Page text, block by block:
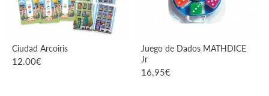
Ciudad Arcoiris
12.00€
Juego de Dados MATHDICE
Jr
16.95€